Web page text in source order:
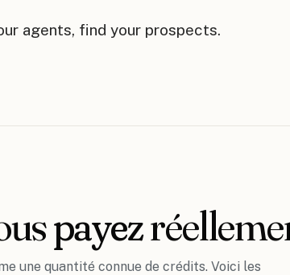
agents, find your prospects.
payez
une quantité connue de crédits. Voici les